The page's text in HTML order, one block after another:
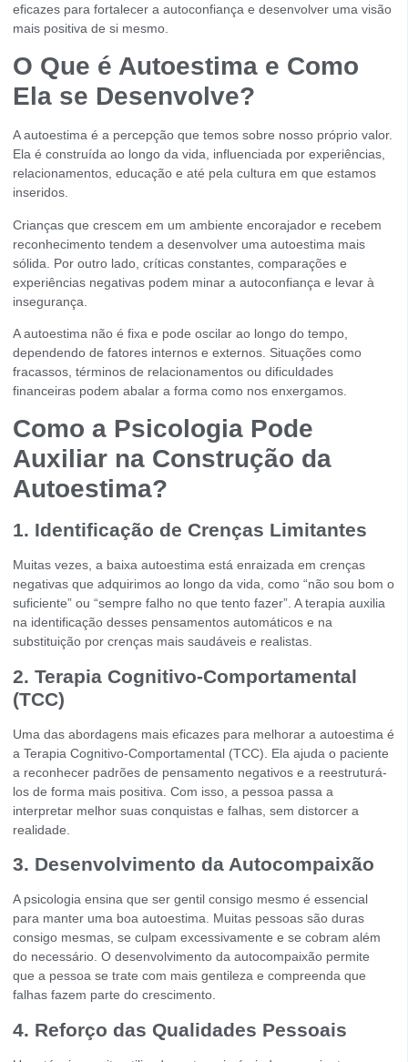
eficazes para fortalecer a autoconfiança e desenvolver uma visão
mais positiva de si mesmo.
O Que é Autoestima e Como
Ela se Desenvolve?
A autoestima é a percepção que temos sobre nosso próprio valor.
Ela é construída ao longo da vida, influenciada por experiências,
relacionamentos, educação e até pela cultura em que estamos
inseridos.
Crianças que crescem em um ambiente encorajador e recebem
reconhecimento tendem a desenvolver uma autoestima mais
sólida. Por outro lado, críticas constantes, comparações e
experiências negativas podem minar a autoconfiança e levar à
insegurança.
A autoestima não é fixa e pode oscilar ao longo do tempo,
dependendo de fatores internos e externos. Situações como
fracassos, términos de relacionamentos ou dificuldades
financeiras podem abalar a forma como nos enxergamos.
Como a Psicologia Pode
Auxiliar na Construção da
Autoestima?
1. Identificação de Crenças Limitantes
Muitas vezes, a baixa autoestima está enraizada em crenças
negativas que adquirimos ao longo da vida, como “não sou bom o
suficiente” ou “sempre falho no que tento fazer”. A terapia auxilia
na identificação desses pensamentos automáticos e na
substituição por crenças mais saudáveis e realistas.
2. Terapia Cognitivo-Comportamental
(TCC)
Uma das abordagens mais eficazes para melhorar a autoestima é
a Terapia Cognitivo-Comportamental (TCC) . Ela ajuda o paciente
a reconhecer padrões de pensamento negativos e a reestruturá-
los de forma mais positiva. Com isso, a pessoa passa a
interpretar melhor suas conquistas e falhas, sem distorcer a
realidade.
3. Desenvolvimento da Autocompaixão
A psicologia ensina que ser gentil consigo mesmo é essencial
para manter uma boa autoestima. Muitas pessoas são duras
consigo mesmas, se culpam excessivamente e se cobram além
do necessário. O desenvolvimento da autocompaixão permite
que a pessoa se trate com mais gentileza e compreenda que
falhas fazem parte do crescimento.
4. Reforço das Qualidades Pessoais